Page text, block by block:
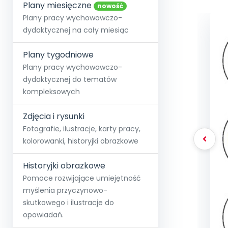
Społeczność
+48 12 631 04 10
kontakt@blizejprzedszkola.pl
O miesięczniku
Strona główna
Strefy,
O Akademii
Akademia
Poznaj pakiet MAX
Testuj przez 7 dni
E-
Pełen
Wszystkie projekty
Skontaktuj się
Dodaj wpis
Plany miesięczne nowość
Plany pracy wychowawczo-
dydaktycznej na cały miesiąc
Plany tygodniowe
Plany pracy wychowawczo-
dydaktycznej do tematów
kompleksowych
Zdjęcia i rysunki
Fotografie, ilustracje, karty pracy,
kolorowanki, historyjki obrazkowe
Historyjki obrazkowe
Pomoce rozwijające umiejętność
myślenia przyczynowo-
skutkowego i ilustracje do
opowiadań.